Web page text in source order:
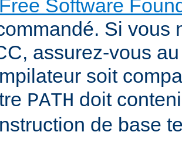
Free Software
Si vous
assurez-vous
soit
PATH doit
de base